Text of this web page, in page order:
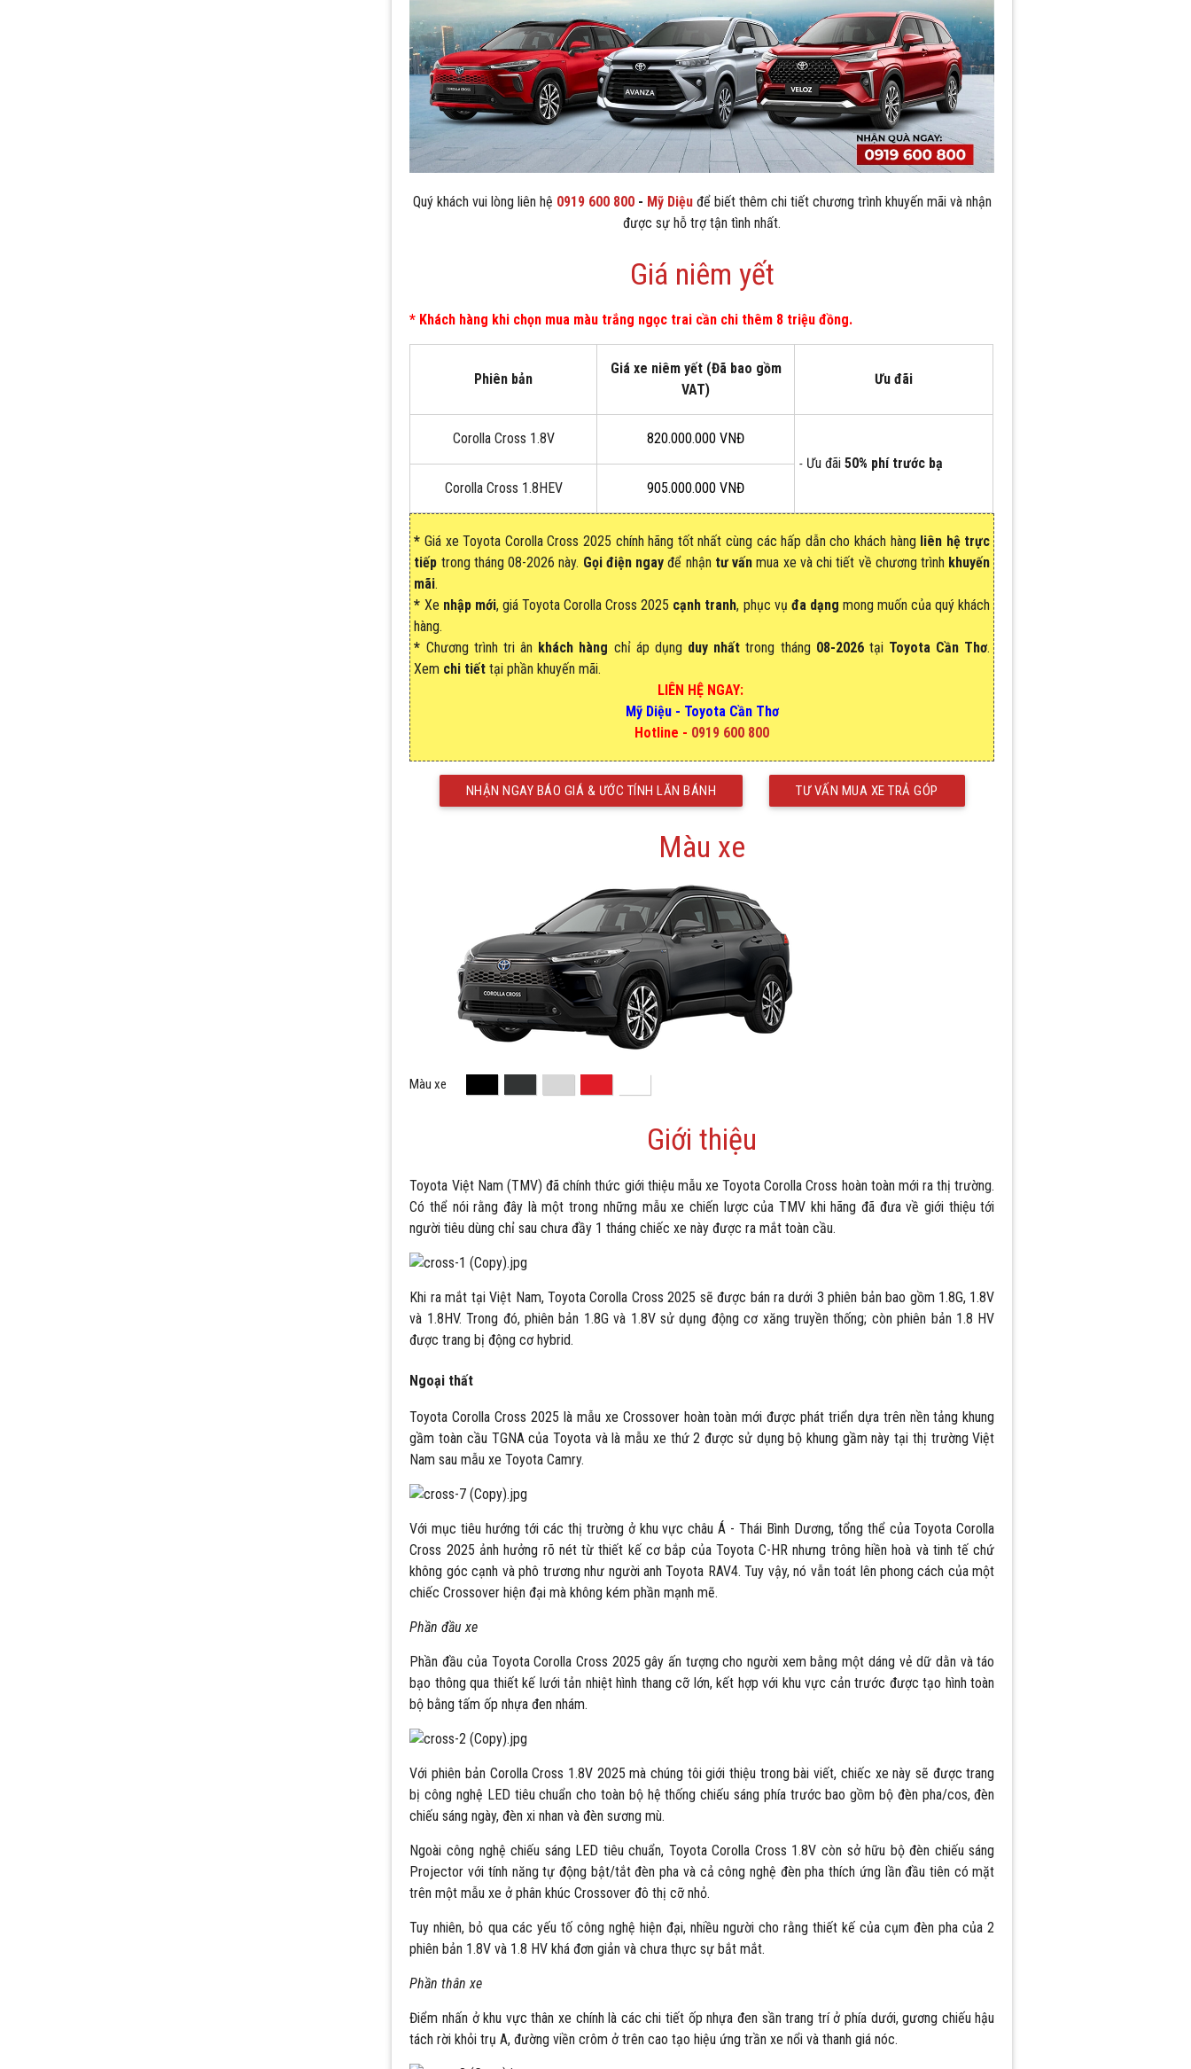
Quý khách vui lòng liên hệ 0919 600 800- Mỹ Diệuđể biết thêm chi tiết chương trình khuyến mãi và nhận
được sự hỗ trợ tận tình nhất.
Giá niêm yết
* Khách hàng khi chọn mua màu trắng ngọc trai cần chi thêm 8 triệu đồng.
Phiên bản
Giá xe niêm yết (Đã bao gồm
VAT)
Ưu đãi
Corolla Cross 1.8V 820.000.000 VNĐ
- Ưu đãi50% phí trước bạ
Corolla Cross 1.8HEV
905.000.000 VNĐ
* Giá xe Toyota Corolla Cross 2025 chính hãng tốt nhất cùng các hấp dẫn cho khách hàng liên hệ trực
tiếp trong tháng08-2026 này. Gọi điện ngay để nhận tư vấn mua xe và chi tiết về chương trình khuyến
mãi.
* Xe nhập mới, giáToyota Corolla Cross 2025 cạnh tranh, phục vụ đa dạng mong muốn của quý khách
hàng.
* Chương trình tri ân khách hàng chỉ áp dụng duy nhất trong tháng 08-2026 tại Toyota Cần Thơ.
Xem chi tiết tại phần khuyến mãi.
LIÊN HỆ NGAY:
Mỹ Diệu - Toyota Cần Thơ
Hotline - 0919 600 800
NHẬN NGAY BÁO GIÁ & ƯỚC TÍNH LĂN BÁNH TƯ VẤN MUA XE TRẢ GÓP
Màu xe
Màu xe
Giới thiệu
Toyota Việt Nam (TMV) đã chính thức giới thiệu mẫu xe Toyota Corolla Cross hoàn toàn mới ra thị trường.
Có thể nói rằng đây là một trong những mẫu xe chiến lược của TMV khi hãng đã đưa về giới thiệu tới
người tiêu dùng chỉ sau chưa đầy 1 tháng chiếc xe này được ra mắt toàn cầu.
Khi ra mắt tại Việt Nam, Toyota Corolla Cross 2025 sẽ được bán ra dưới 3 phiên bản bao gồm 1.8G, 1.8V
và 1.8HV. Trong đó, phiên bản 1.8G và 1.8V sử dụng động cơ xăng truyền thống; còn phiên bản 1.8 HV
được trang bị động cơ hybrid.
Ngoại thất
Toyota Corolla Cross 2025 là mẫu xe Crossover hoàn toàn mới được phát triển dựa trên nền tảng khung
gầm toàn cầu TGNA của Toyota và là mẫu xe thứ 2 được sử dụng bộ khung gầm này tại thị trường Việt
Nam sau mẫu xe Toyota Camry.
Với mục tiêu hướng tới các thị trường ở khu vực châu Á - Thái Bình Dương, tổng thể của Toyota Corolla
Cross 2025 ảnh hưởng rõ nét từ thiết kế cơ bắp của Toyota C-HR nhưng trông hiền hoà và tinh tế chứ
không góc cạnh và phô trương như người anh Toyota RAV4. Tuy vậy, nó vẫn toát lên phong cách của một
chiếc Crossover hiện đại mà không kém phần mạnh mẽ.
Phần đầu xe
Phần đầu của Toyota Corolla Cross 2025 gây ấn tượng cho người xem bằng một dáng vẻ dữ dằn và táo
bạo thông qua thiết kế lưới tản nhiệt hình thang cỡ lớn, kết hợp với khu vực cản trước được tạo hình toàn
bộ bằng tấm ốp nhựa đen nhám.
Với phiên bản Corolla Cross 1.8V 2025 mà chúng tôi giới thiệu trong bài viết, chiếc xe này sẽ được trang
bị công nghệ LED tiêu chuẩn cho toàn bộ hệ thống chiếu sáng phía trước bao gồm bộ đèn pha/cos, đèn
chiếu sáng ngày, đèn xi nhan và đèn sương mù.
Ngoài công nghệ chiếu sáng LED tiêu chuẩn, Toyota Corolla Cross 1.8V còn sở hữu bộ đèn chiếu sáng
Projector với tính năng tự động bật/tắt đèn pha và cả công nghệ đèn pha thích ứng lần đầu tiên có mặt
trên một mẫu xe ở phân khúc Crossover đô thị cỡ nhỏ.
Tuy nhiên, bỏ qua các yếu tố công nghệ hiện đại, nhiều người cho rằng thiết kế của cụm đèn pha của 2
phiên bản 1.8V và 1.8 HV khá đơn giản và chưa thực sự bắt mắt.
Phần thân xe
Điểm nhấn ở khu vực thân xe chính là các chi tiết ốp nhựa đen sần trang trí ở phía dưới, gương chiếu hậu
tách rời khỏi trụ A, đường viền crôm ở trên cao tạo hiệu ứng trần xe nổi và thanh giá nóc.